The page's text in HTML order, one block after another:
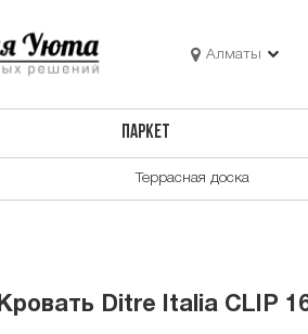
Алматы
ПАРКЕТ
Террасная доска
Кровать Ditre Italia CLIP